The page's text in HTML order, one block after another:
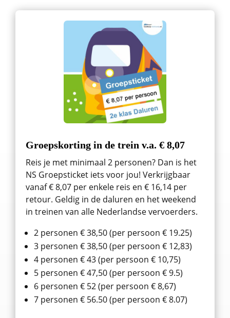
Groepskorting in de trein v.a. € 8,07
Reis je met minimaal 2 personen? Dan is het
NS Groepsticket iets voor jou! Verkrijgbaar
vanaf € 8,07 per enkele reis en € 16,14 per
retour. Geldig in de daluren en het weekend
in treinen van alle Nederlandse vervoerders.
2 personen € 38,50 (per persoon € 19.25)
3 personen € 38,50 (per persoon € 12,83)
4 personen € 43 (per persoon € 10,75)
5 personen € 47,50 (per persoon € 9.5)
6 personen € 52 (per persoon € 8,67)
7 personen € 56.50 (per persoon € 8.07)